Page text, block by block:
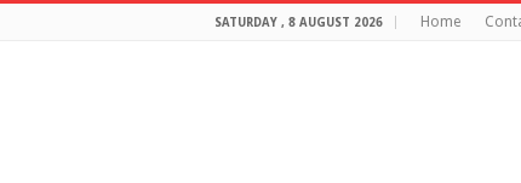
SATURDAY , 8 AUGUST 2026 Home